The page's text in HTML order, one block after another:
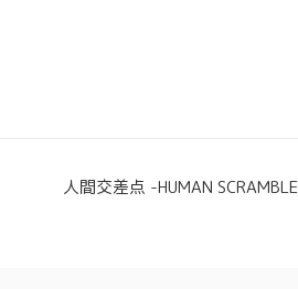
人間交差点 -HUMAN SCRAMBLE